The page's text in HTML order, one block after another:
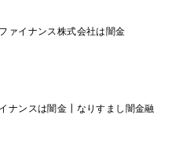
ァイナンス株式会社は闇金
ナンスは闇金┃なりすまし闇金融